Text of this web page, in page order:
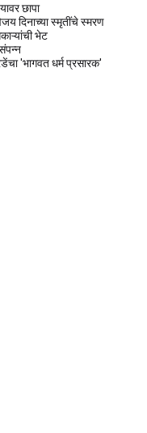
छापा
दिनाच्या स्मृतींचे स्मरण
भेट
'भागवत धर्म प्रसारक'